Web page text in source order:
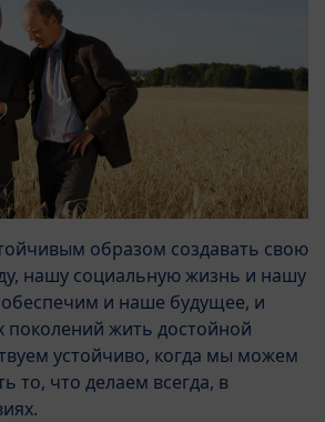
образом создавать свою
нашу социальную жизнь и нашу
и наше будущее, и
поколений жить достойной
устойчиво, когда мы можем
то, что делаем всегда, в